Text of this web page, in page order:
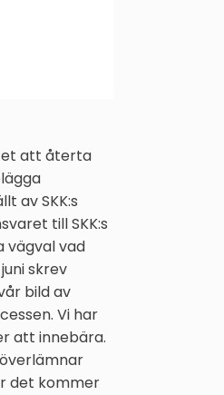
att återta
av SKK:s
till SKK:s
vägval vad
skrev
bild av
Vi har
att innebära.
det kommer